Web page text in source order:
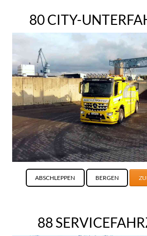
80 CITY-
ABSCHLEPPEN BERGEN
88